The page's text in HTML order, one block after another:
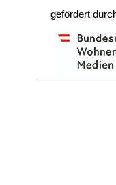
gefördert